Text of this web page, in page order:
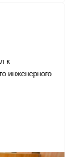
к
инженерного